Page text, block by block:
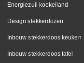
Energiezuil kookeiland
Design stekkerdozen
Inbouw stekkerdoos keuken
Inbouw stekkerdoos tafel